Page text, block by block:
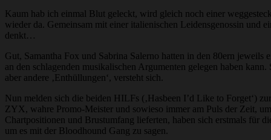
Kaum hab ich einmal Blut geleckt, wird gleich noch einer
wieder da. Gemeinsam mit einer italienischen Leidensgenossin und
denkt…
Gut, Samantha Fox und Sabrina Salerno hatten in den 80ern
an den schlagenden musikalischen Argumenten gelegen haben
aber andere ‚Enthüllungen‘, versteht sich.
Nun melden sich die beiden HILFs (‚Hasbeen I’d Like to Forget‘)
ZYX, wahre Promo-Meister und sowieso immer am Puls der Zeit,
Chartpositionen und Brustumfang lieferten, haben sich erstmals für
um es mit der Bloodhound Gang zu sagen.